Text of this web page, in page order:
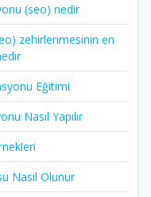
(seo) nedir
zehirlenmesinin en
Eğitimi
Nasıl Yapılır
Nasıl Olunur